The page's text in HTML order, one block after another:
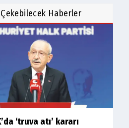
Çekebilecek Haberler
‘truva atı’ kararı